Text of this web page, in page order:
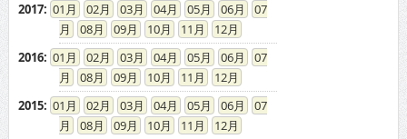
2017: 01 02 03 04 05 06
07
08
09 10 11
12
2016: 01 02 03 04 05 06
07
08
09 10 11
12
2015: 01 02 03 04 05 06
07
08
09 10 11
12